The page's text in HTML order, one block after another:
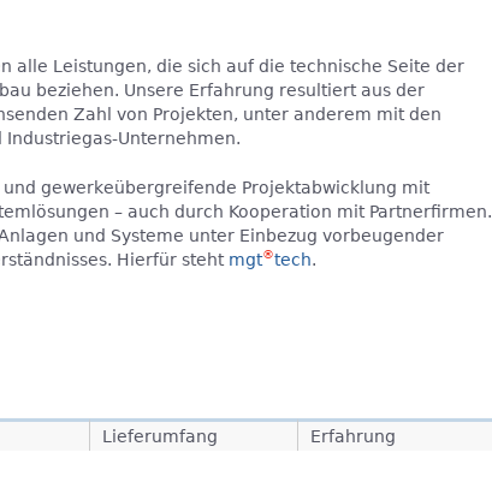
alle Leistungen, die sich auf die technische Seite der
beziehen. Unsere Erfahrung resultiert aus der
Zahl von Projekten, unter anderem mit den
Unternehmen.
gewerkeübergreifende Projektabwicklung mit
– auch durch Kooperation mit Partnerfirmen.
und Systeme unter Einbezug vorbeugender
Hierfür steht mgt®tech.
Lieferumfang Erfahrung